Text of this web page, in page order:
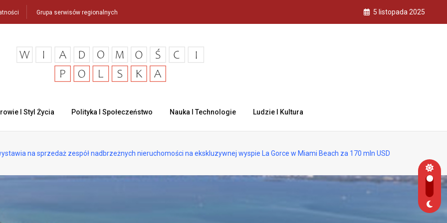
Grupa serwisów regionalnych 5 listopada 2025
I Styl Życia Polityka I Społeczeństwo Nauka I Technologie Ludzie I Kultura
na sprzedaż zespół nadbrzeżnych nieruchomości na ekskluzywnej wyspie La Gorce w Miami Beach za 170 mln USD